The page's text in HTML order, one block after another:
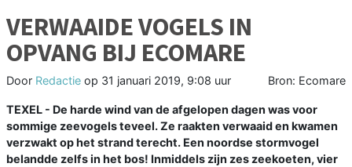
VERWAAIDE VOGELS IN
OPVANG BIJ ECOMARE
Door Redactie op 31 januari 2019, 9:08 uur Bron: Ecomare
TEXEL - De harde wind van de afgelopen dagen was voor
sommige zeevogels teveel. Ze raakten verwaaid en kwamen
verzwakt op het strand terecht. Een noordse stormvogel
belandde zelfs in het bos! Inmiddels zijn zes zeekoeten, vier